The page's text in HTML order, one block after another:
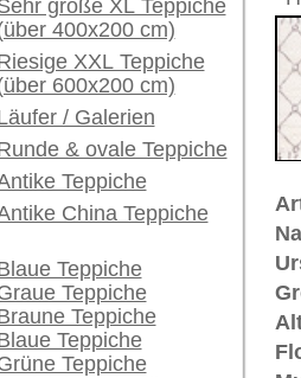
hier
(FAQ)
Zahlung
Preis (inkl. MwSt.): €
Voraussichtliche Lieferzeit:
4 - 8 Werktage
Teppiche.tv
riesige
Deutschland